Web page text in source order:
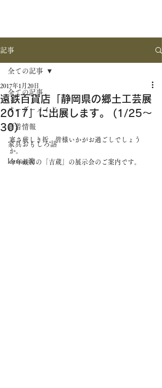
記事
全ての記事
オーダーメイド
新着情報
家具おもしろ話
kittsan流
全ての記事
遠鉄百貨店「静岡県の郷土工芸展
2017」に出展します。 (1/25～
30)
2017年1月20日
寒さ厳しき折、皆様いかがお過ごしでしょう
か。
今年最初の「吉蔵」の展示会のご案内です。